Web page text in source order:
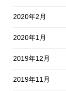
2020年2月
2020年1月
2019年12月
2019年11月